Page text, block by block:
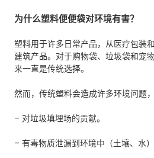
为什么塑料便便袋对环境有害？
塑料用于许多日常产品，从医疗包装
建筑产品。对于购物袋、垃圾袋和宠
来一直是传统选择。
然而，传统塑料会造成许多环境问题，
– 对垃圾填埋场的贡献。
– 有毒物质泄漏到环境中（土壤、水）